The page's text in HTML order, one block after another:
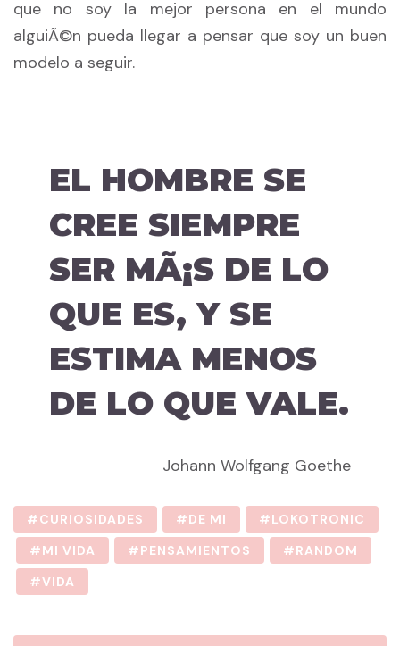
que no soy la mejor persona en el mundo
alguiÃ©n pueda llegar a pensar que soy un buen
modelo a seguir.
EL HOMBRE SE
CREE SIEMPRE
SER MÃ¡S DE LO
QUE ES, Y SE
ESTIMA MENOS
DE LO QUE VALE.
Johann Wolfgang Goethe
CURIOSIDADES DE MI
LOKOTRONIC
MI VIDA
PENSAMIENTOS
RANDOM
VIDA